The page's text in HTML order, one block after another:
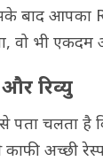
बाद आपका
वो भी एकदम
रिव्यु
पता चलता है
अच्छी